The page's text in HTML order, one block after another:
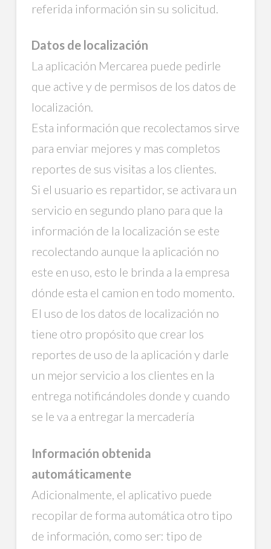
referida información sin su solicitud.
Datos de localización
La aplicación Mercarea puede pedirle
que active y de permisos de los datos de
localización.
Esta información que recolectamos sirve
para enviar mejores y mas completos
reportes de sus visitas a los clientes.
Si el usuario es repartidor, se activara un
servicio en segundo plano para que la
información de la localización se este
recolectando aunque la aplicación no
este en uso, esto le brinda a la empresa
dónde esta el camion en todo momento.
El uso de los datos de localización no
tiene otro propósito que crear los
reportes de uso de la aplicación y darle
un mejor servicio a los clientes en la
entrega notificándoles donde y cuando
se le va a entregar la mercadería
Información obtenida
automáticamente
Adicionalmente, el aplicativo puede
recopilar de forma automática otro tipo
de información, como ser: tipo de